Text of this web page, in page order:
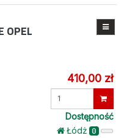
OPEL
410,00 zł
Wprowadź
Dostępność
Łódż 0